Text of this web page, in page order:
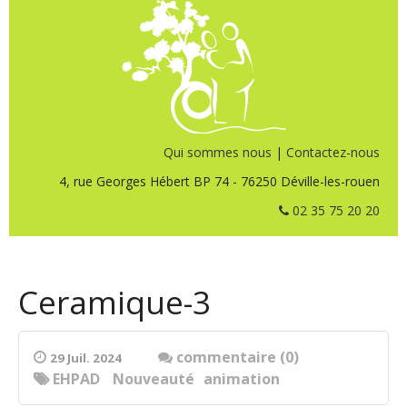
Qui sommes nous | Contactez-nous
4, rue Georges Hébert BP 74 - 76250 Déville-les-rouen
02 35 75 20 20
Ceramique-3
29 Juil. 2024
commentaire (0)
animation
EHPAD Nouveauté